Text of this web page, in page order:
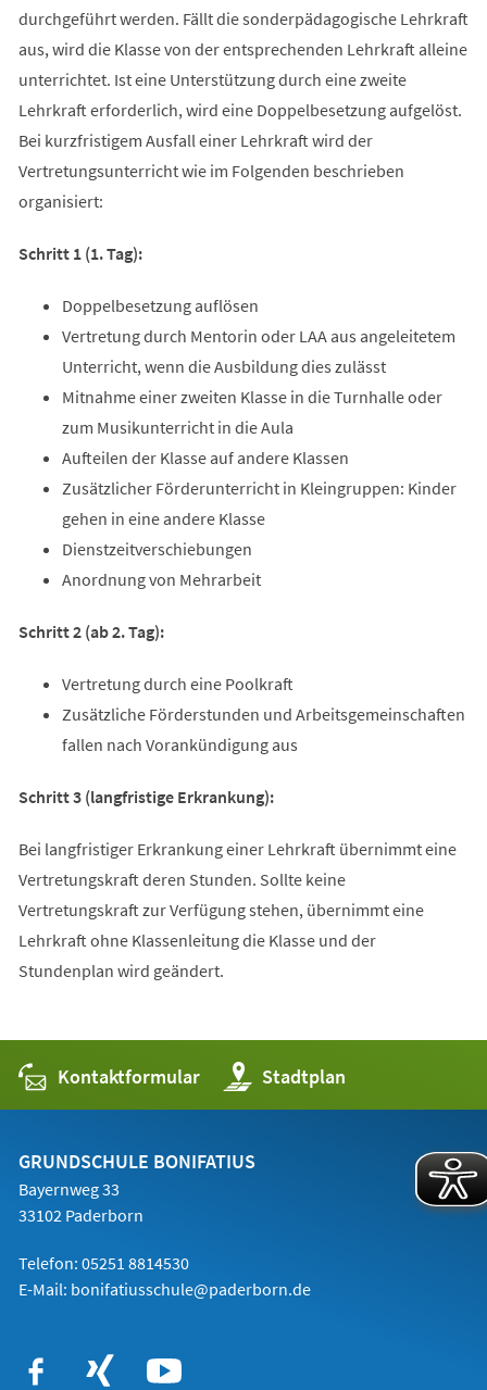
durchgeführt werden. Fällt die sonderpädagogische Lehrkraft
aus, wird die Klasse von der entsprechenden Lehrkraft alleine
unterrichtet. Ist eine Unterstützung durch eine zweite
Lehrkraft erforderlich, wird eine Doppelbesetzung aufgelöst.
Bei kurzfristigem Ausfall einer Lehrkraft wird der
Vertretungsunterricht wie im Folgenden beschrieben
organisiert:
Schritt 1 (1. Tag):
Doppelbesetzung auflösen
Vertretung durch Mentorin oder LAA aus angeleitetem
Unterricht, wenn die Ausbildung dies zulässt
Mitnahme einer zweiten Klasse in die Turnhalle oder
zum Musikunterricht in die Aula
Aufteilen der Klasse auf andere Klassen
Zusätzlicher Förderunterricht in Kleingruppen: Kinder
gehen in eine andere Klasse
Dienstzeitverschiebungen
Anordnung von Mehrarbeit
Schritt 2 (ab 2. Tag):
Vertretung durch eine Poolkraft
Zusätzliche Förderstunden und Arbeitsgemeinschaften
fallen nach Vorankündigung aus
Schritt 3 (langfristige Erkrankung):
Bei langfristiger Erkrankung einer Lehrkraft übernimmt eine
Vertretungskraft deren Stunden. Sollte keine
Vertretungskraft zur Verfügung stehen, übernimmt eine
Lehrkraft ohne Klassenleitung die Klasse und der
Stundenplan wird geändert.
Kontaktformular Stadtplan
(Öffnet
in
einem
Tab)
GRUNDSCHULE BONIFATIUS
Bayernweg 33
33102 Paderborn
Telefon: 05251 8814530
E-Mail: bonifatiusschule@paderborn.de